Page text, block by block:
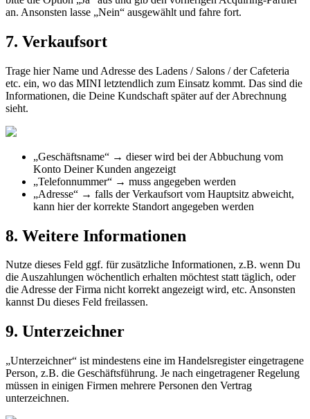
an. Ansonsten lasse „Nein“ ausgewählt und fahre fort.
7. Verkaufsort
Trage hier Name und Adresse des Ladens / Salons / der Cafeteria
etc. ein, wo das MINI letztendlich zum Einsatz kommt. Das sind die
Informationen, die Deine Kundschaft später auf der Abrechnung
sieht.
„Geschäftsname“ → dieser wird bei der Abbuchung vom
Konto Deiner Kunden angezeigt
„Telefonnummer“ → muss angegeben werden
„Adresse“ → falls der Verkaufsort vom Hauptsitz abweicht,
kann hier der korrekte Standort angegeben werden
8. Weitere Informationen
Nutze dieses Feld ggf. für zusätzliche Informationen, z.B. wenn Du
dieAuszahlungen wöchentlich erhalten möchtest statt täglich, oder
dieAdresse der Firma nicht korrekt angezeigt wird, etc. Ansonsten
kannst Du dieses Feld freilassen.
9. Unterzeichner
„Unterzeichner“ ist mindestens eine im Handelsregister eingetragene
Person, z.B. die Geschäftsführung. Je nach eingetragener Regelung
müssen in einigen Firmen mehrere Personen den Vertrag
unterzeichnen.